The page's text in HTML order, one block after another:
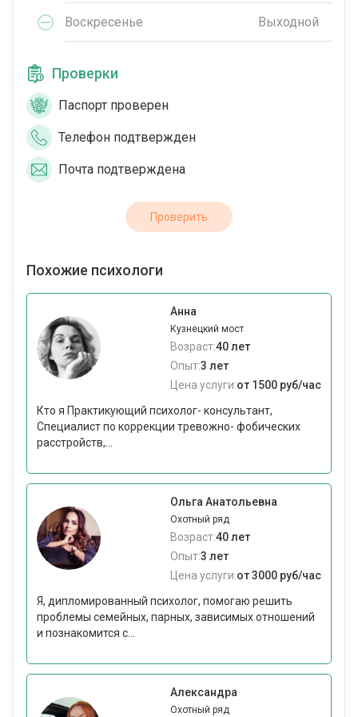
Воскресенье Выходной
Проверки
Паспорт проверен
Телефон подтвержден
Почта подтверждена
Проверить
Похожие психологи
Анна
Кузнецкий мост
Возраст:40 лет
Опыт:3 лет
Цена услуги:от 1500 руб/час
Кто я Практикующий психолог- консультант,
Специалист по коррекции тревожно- фобических
расстройств,...
Ольга Анатольевна
Охотный ряд
Возраст:40 лет
Опыт:3 лет
Цена услуги:от 3000 руб/час
Я, дипломированный психолог, помогаю решить
проблемы семейных, парных, зависимых отношений
и познакомится с...
Александра
Охотный ряд